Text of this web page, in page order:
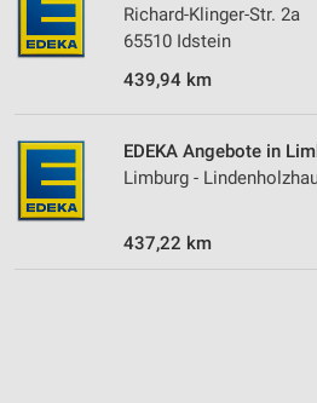
Richard-Klinger-Str. 2a
65510 Idstein
439,94 km
EDEKA Angebote in
Limburg -
437,22 km
Messung der Performance von
Analyse von Zielgruppen durch
Kombinationen von Daten aus
Entwicklung und Verbesserung der
Verwendung reduzierter Daten zur